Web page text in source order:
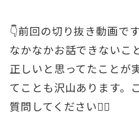
👇前回の切り抜き動画で
なかなかお話できないこ
正しいと思ってたことが
てことも沢山あります。
質問してください🙋‍♂️